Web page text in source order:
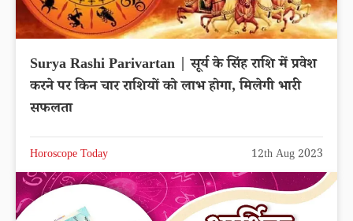
Surya Rashi Parivartan | सूर्य के सिंह राशि में प्रवेश
करने पर किन चार राशियों को लाभ होगा, मिलेगी भारी
सफलता
Horoscope Today 12th Aug 2023